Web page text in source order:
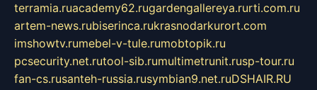
terramia.ruacademy62.rugardengallereya.rurti.com.ru
artem-news.rubiserinca.rukrasnodarkurort.com
imshowtv.rumebel-v-tule.rumobtopik.ru
pcsecurity.net.rutool-sib.rumultimetrunit.rusp-tour.ru
fan-cs.rusanteh-russia.rusymbian9.net.ruDSHAIR.RU